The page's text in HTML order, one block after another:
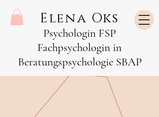
Elena Oks
Psychologin FSP
Fachpsychologin in
Beratungspsychologie SBAP